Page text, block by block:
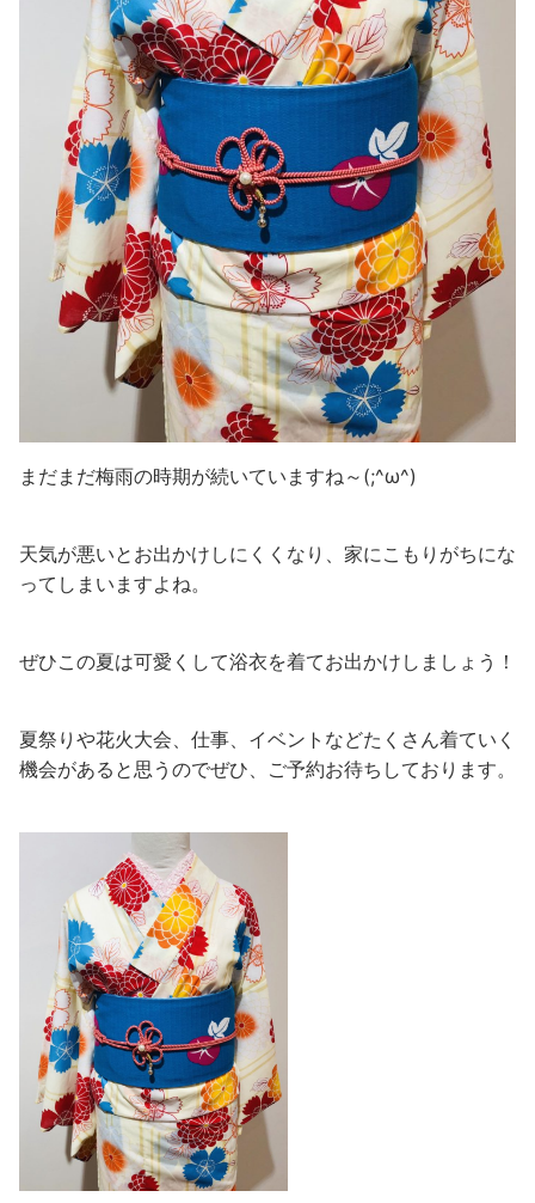
まだまだ梅雨の時期が続いていますね～(;^ω^)
天気が悪いとお出かけしにくくなり、家にこもりがちにな
ってしまいますよね。
ぜひこの夏は可愛くして浴衣を着てお出かけしましょう！
夏祭りや花火大会、仕事、イベントなどたくさん着ていく
機会があると思うのでぜひ、ご予約お待ちしております。